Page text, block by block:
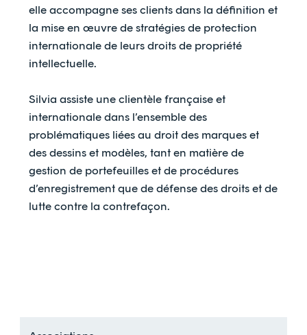
elle accompagne ses clients dans la définition et
la mise en œuvre de stratégies de protection
internationale de leurs droits de propriété
intellectuelle.
Silvia assiste une clientèle française et
internationale dans l’ensemble des
problématiques liées au droit des marques et
des dessins et modèles, tant en matière de
gestion de portefeuilles et de procédures
d’enregistrement que de défense des droits et de
lutte contre la contrefaçon.